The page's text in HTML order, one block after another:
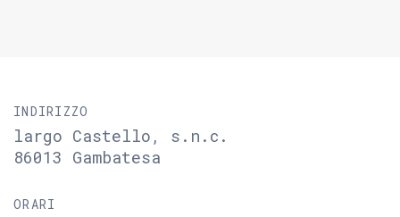
INDIRIZZO
largo Castello, s.n.c.
86013 Gambatesa
ORARI